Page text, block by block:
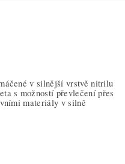
v silnější vrstvě nitrilu
s možností převlečení přes
materiály v silně